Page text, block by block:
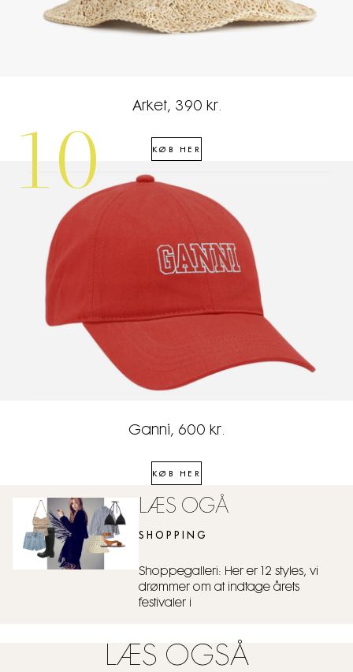
Arket, 390 kr.
KØB HER
10
Ganni, 600 kr.
KØB HER
LÆS OGÅ
SHOPPING
Shoppegalleri: Her er 12 styles, vi
drømmer om at indtage årets
festivaler i
LÆS OGSÅ